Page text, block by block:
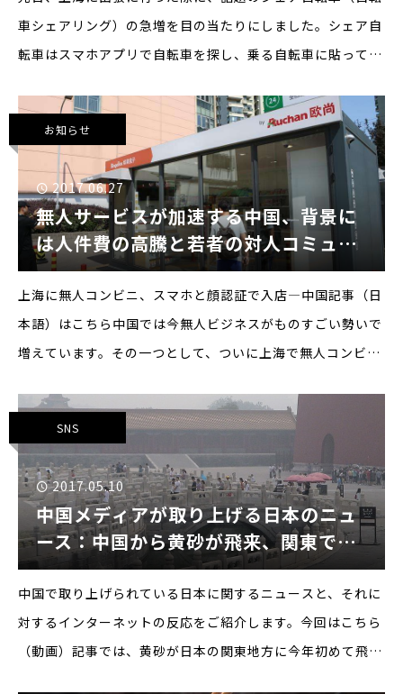
車シェアリング）の急増を目の当たりにしました。シェア自
転車はスマホアプリで自転車を探し、乗る自転車に貼ってい
施錠まで完結するスマホと連動した自転車レンタルサービス
で
お知らせ
2017.06.27
無人サービスが加速する中国、背景に
は人件費の高騰と若者の対人コミュニ
ケーション恐怖症
上海に無人コンビニ、スマホと顔認証で入店―中国記事（日
本語）はこちら中国では今無人ビジネスがものすごい勢いで
増えています。その一つとして、ついに上海で無人コンビニ
ということなのですが、消費者からはコンビニと認知
SNS
2017.05.10
中国メディアが取り上げる日本のニュ
ース：中国から黄砂が飛来、関東で今
年初
中国で取り上げられている日本に関するニュースと、それに
対するインターネットの反応をご紹介します。今回はこちら
（動画）記事では、黄砂が日本の関東地方に今年初めて飛